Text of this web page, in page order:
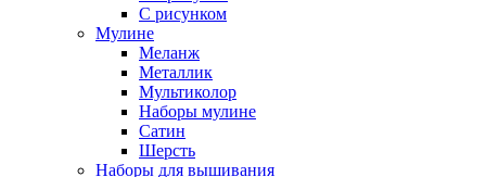
С рисунком
Мулине
Меланж
Металлик
Мультиколор
Наборы мулине
Сатин
Шерсть
Наборы для вышивания